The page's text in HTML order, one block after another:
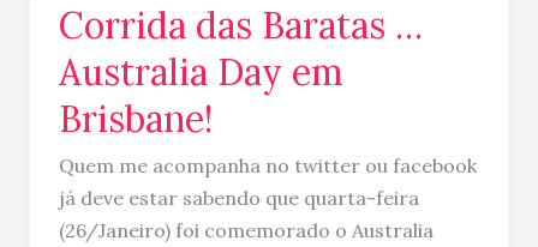
Corrida das Baratas …
Australia Day em
Brisbane!
Quem me acompanha no twitter ou facebook
já deve estar sabendo que quarta-feira
(26/Janeiro) foi comemorado o Australia